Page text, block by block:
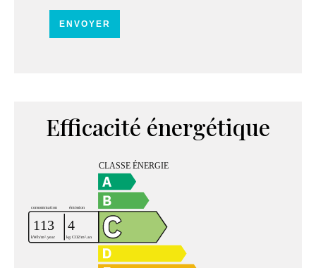
ENVOYER
Efficacité énergétique